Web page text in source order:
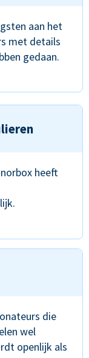
aan het
met details
gedaan.
heeft
die
wel
openlijk als